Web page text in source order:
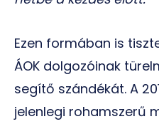
Ezen formában is
ÁOK dolgozóinak
segítő szándékát. A
jelenlegi rohamszerű